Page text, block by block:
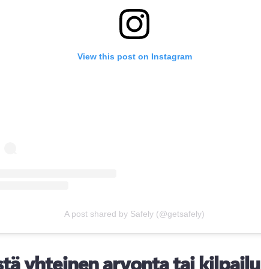
View this post on Instagram
A post shared by Safely (@getsafely)
yhteinen arvonta tai kilpailu